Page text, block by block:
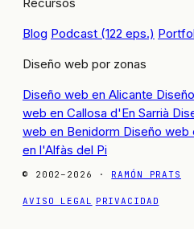
Blog Podcast (122 eps.)
Diseño web por zonas
Diseño web en Alicante
web en Callosa d'En Sarrià
web en Benidorm Diseño web
en l'Alfàs del Pi
© 2002–2026 · RAMÓN PRATS
AVISO LEGAL PRIVACIDAD